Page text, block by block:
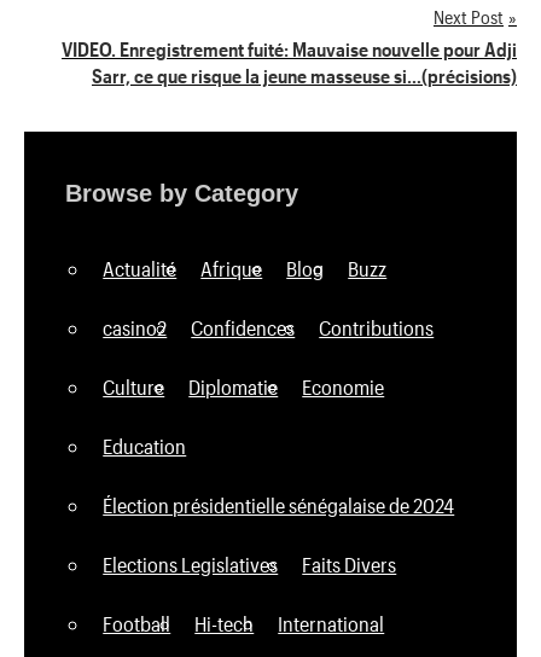
Next Post
VIDEO. Enregistrement fuité: Mauvaise nouvelle pour Adji
Sarr, ce que risque la jeune masseuse si…(précisions)
Browse by Category
Actualité Afrique Blog Buzz
casino2 Confidences Contributions
Culture Diplomatie Economie
Education
Élection présidentielle sénégalaise de 2024
Elections Legislatives Faits Divers
Football Hi-tech International